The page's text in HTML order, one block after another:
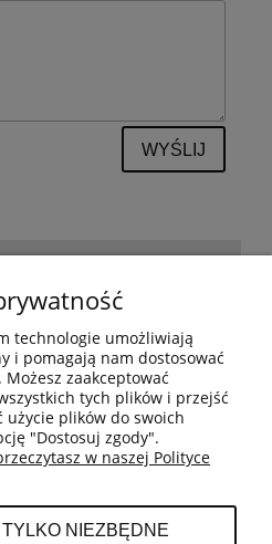
WYŚLIJ
KONTO
technologie umożliwiają
i pomagają nam dostosować
zaakceptować
tych plików i przejść
plików do swoich
"Dostosuj zgody".
w naszej Polityce
NIEZBĘDNE